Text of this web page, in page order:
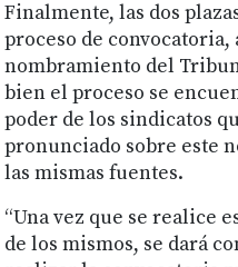
Finalmente, las dos
proceso de convocatoria,
nombramiento del
bien el proceso se
poder de los sindicatos
pronunciado sobre este
las mismas fuentes.
“Una vez que se realice
de los mismos, se dará